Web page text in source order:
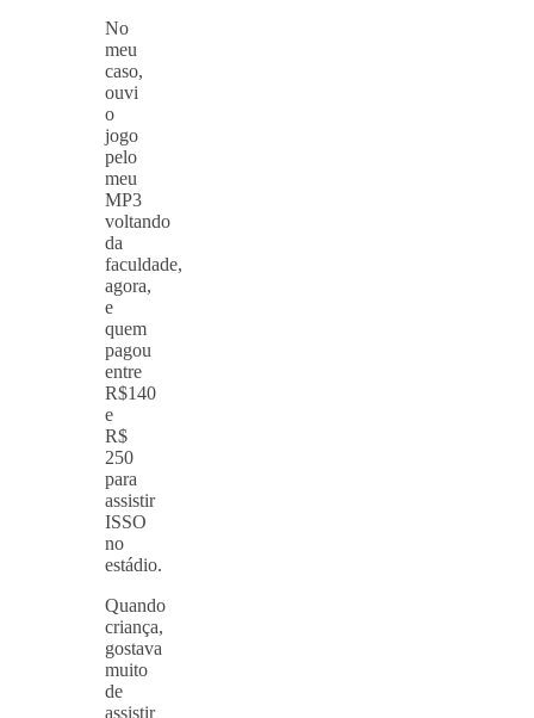
No
meu
caso,
ouvi
o
jogo
pelo
meu
MP3
voltando
da
faculdade,
agora,
e
quem
pagou
entre
R$140
e
R$
250
para
assistir
ISSO
no
estádio.
Quando
criança,
gostava
muito
de
assistir